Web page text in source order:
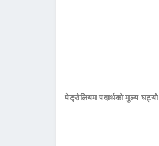
पेट्रोलियम पदार्थको मुल्य घट्यो